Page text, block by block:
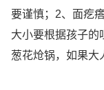
要谨慎；2、面疙
大小要根据孩子的
葱花炝锅，如果大